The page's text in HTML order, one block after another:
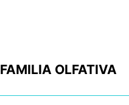
FAMILIA OLFATIVA